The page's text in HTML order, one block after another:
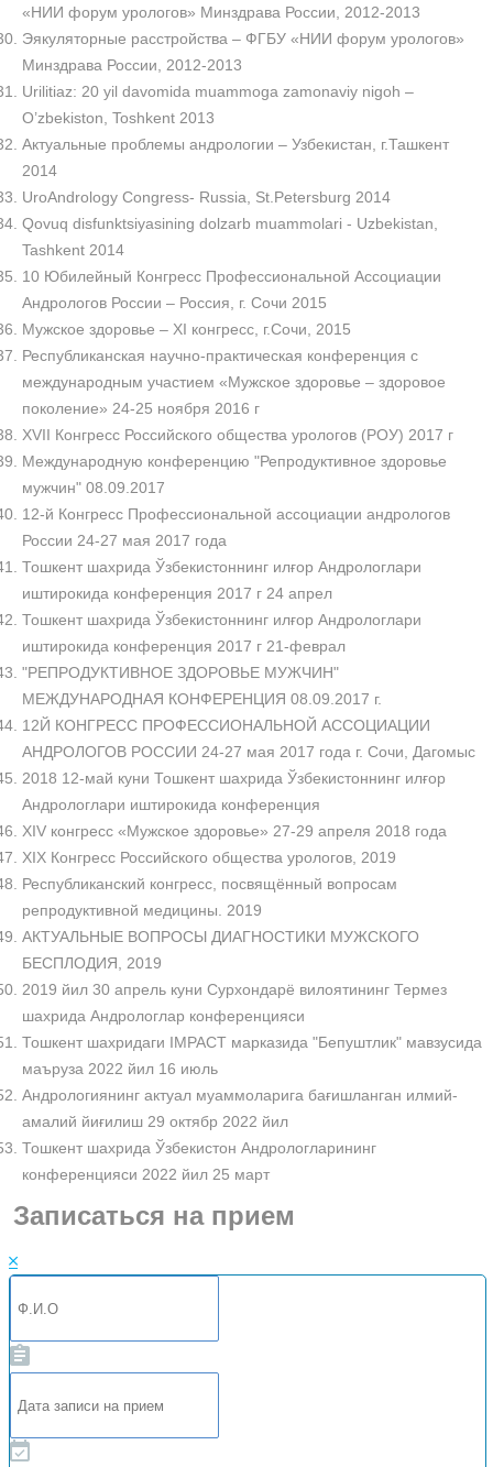
«НИИ форум урологов» Минздрава России, 2012-2013
Эякуляторные расстройства – ФГБУ «НИИ форум урологов»
Минздрава России, 2012-2013
Urilitiaz: 20 yil davomida muammoga zamonaviy nigoh –
O’zbekiston, Toshkent 2013
Актуальные проблемы андрологии – Узбекистан, г.Ташкент
2014
UroAndrology Congress- Russia, St.Petersburg 2014
Qovuq disfunktsiyasining dolzarb muammolari - Uzbekistan,
Tashkent 2014
10 Юбилейный Конгресс Профессиональной Ассоциации
Андрологов России – Россия, г. Сочи 2015
Мужское здоровье – XI конгресс, г.Сочи, 2015
Республиканская научно-практическая конференция с
международным участием «Мужское здоровье – здоровое
поколение» 24-25 ноября 2016 г
XVII Конгресс Российского общества урологов (РОУ) 2017 г
Международную конференцию "Репродуктивное здоровье
мужчин" 08.09.2017
12-й Конгресс Профессиональной ассоциации андрологов
России 24-27 мая 2017 года
Тошкент шахрида Ўзбекистоннинг илғор Андрологлари
иштирокида конференция 2017 г 24 апрел
Тошкент шахрида Ўзбекистоннинг илғор Андрологлари
иштирокида конференция 2017 г 21-феврал
"РЕПРОДУКТИВНОЕ ЗДОРОВЬЕ МУЖЧИН"
МЕЖДУНАРОДНАЯ КОНФЕРЕНЦИЯ 08.09.2017 г.
12Й КОНГРЕСС ПРОФЕССИОНАЛЬНОЙ АССОЦИАЦИИ
АНДРОЛОГОВ РОССИИ 24-27 мая 2017 года г. Сочи, Дагомыс
2018 12-май куни Тошкент шахрида Ўзбекистоннинг илғор
Андрологлари иштирокида конференция
XIV конгресс «Мужское здоровье» 27-29 апреля 2018 года
XIX Конгресс Российского общества урологов, 2019
Республиканский конгресс, посвящённый вопросам
репродуктивной медицины. 2019
АКТУАЛЬНЫЕ ВОПРОСЫ ДИАГНОСТИКИ МУЖСКОГО
БЕСПЛОДИЯ, 2019
2019 йил 30 апрель куни Сурхондарё вилоятининг Термез
шахрида Андрологлар конференцияси
Тошкент шахридаги IMPACT марказида "Бепуштлик" мавзусида
маъруза 2022 йил 16 июль
Андрологиянинг актуал муаммоларига бағишланган илмий-
амалий йиғилиш 29 октябр 2022 йил
Тошкент шахрида Ўзбекистон Андрологларининг
конференцияси 2022 йил 25 март
Записаться на прием